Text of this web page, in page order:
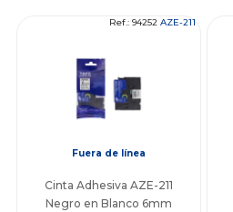
Ref.: 94252 AZE-211
Fuera de línea
Cinta Adhesiva AZE-211
Negro en Blanco 6mm